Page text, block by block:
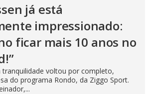
já está
impressionado:
ficar mais 10 anos no
tranquilidade voltou por completo,
do programa Rondo, da Ziggo Sport.